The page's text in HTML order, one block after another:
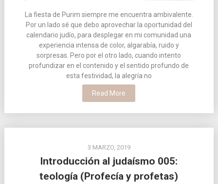
La fiesta de Purim siempre me encuentra ambivalente.
Por un lado sé que debo aprovechar la oportunidad del
calendario judío, para desplegar en mi comunidad una
experiencia intensa de color, algarabía, ruido y
sorpresas. Pero por el otro lado, cuando intento
profundizar en el contenido y el sentido profundo de
esta festividad, la alegría no
Read More
3 MARZO, 2019
Introducción al judaísmo 005:
teología (Profecía y profetas)